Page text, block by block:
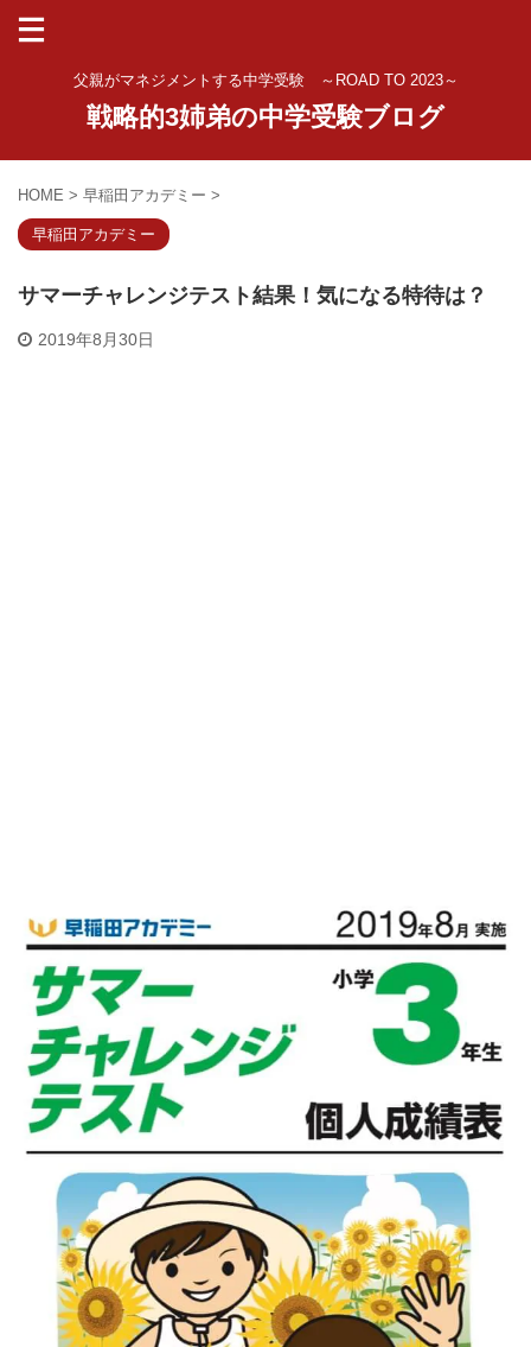
父親がマネジメントする中学受験 ～ROAD TO 2023～
戦略的3姉弟の中学受験ブログ
HOME > 早稲田アカデミー >
早稲田アカデミー
サマーチャレンジテスト結果！気になる特待は？
2019年8月30日